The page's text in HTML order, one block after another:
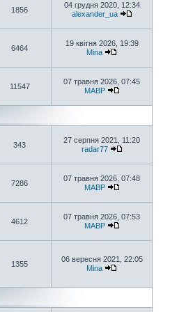
1856
04 грудня 2020, 12:34
alexander_ua
6464
19 квітня 2026, 19:39
Mina
11547
07 травня 2026, 07:45
MABP
343
27 серпня 2021, 11:20
radar77
7286
07 травня 2026, 07:48
MABP
4612
07 травня 2026, 07:53
MABP
1355
06 вересня 2021, 22:05
Mina